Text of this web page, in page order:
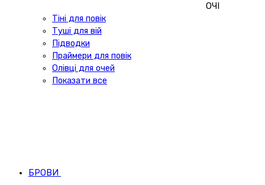
ОЧІ
Тіні для повік
Туші для вій
Підводки
Праймери для повік
Олівці для очей
Показати все
БРОВИ